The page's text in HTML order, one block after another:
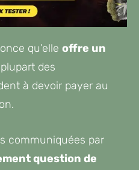
qu’elle offre un
des
à devoir payer au
communiquées par
question de